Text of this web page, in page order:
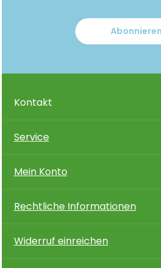
Abonnieren
Kontakt
Service
Mein Konto
Rechtliche Informationen
Widerruf einreichen